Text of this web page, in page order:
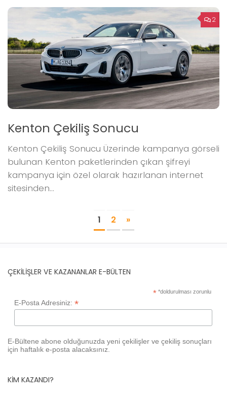
2
Kenton Çekiliş Sonucu
Kenton Çekiliş Sonucu Üzerinde kampanya görseli
bulunan Kenton paketlerinden çıkan şifreyi
kampanya için özel olarak hazırlanan internet
sitesinden...
1 2 »
ÇEKILIŞLER VE KAZANANLAR E-BÜLTEN
**doldurulması zorunlu
E-Posta Adresiniz: *
E-Bültene abone olduğunuzda yeni çekilişler ve çekiliş sonuçları
için haftalık e-posta alacaksınız.
KIM KAZANDI?